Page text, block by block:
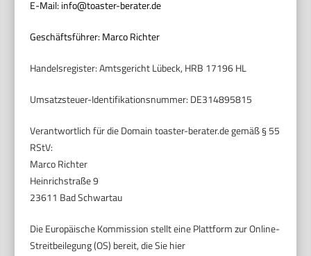
E-Mail: info@toaster-berater.de
Geschäftsführer: Marco Richter
Handelsregister: Amtsgericht Lübeck, HRB 17196 HL
Umsatzsteuer-Identifikationsnummer: DE314895815
Verantwortlich für die Domain toaster-berater.de gemäß § 55
RStV:
Marco Richter
Heinrichstraße 9
23611 Bad Schwartau
Die Europäische Kommission stellt eine Plattform zur Online-
Streitbeilegung (OS) bereit, die Sie hier